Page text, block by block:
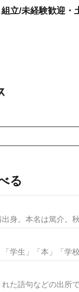
立/未経験歓迎・
る
身。本名は篤介。
学生」「本」「学
た語句などの出所